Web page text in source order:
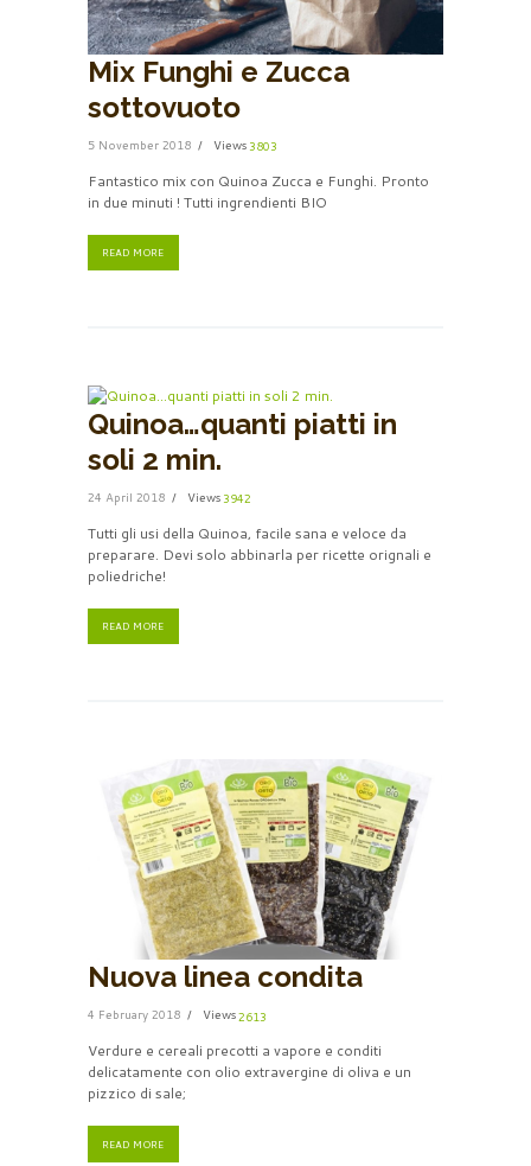
Mix Funghi e Zucca
sottovuoto
5 November 2018 Views 3803
Fantastico mix con Quinoa Zucca e Funghi. Pronto
in due minuti ! Tutti ingrendienti BIO
READ MORE
Quinoa…quanti piatti in
soli 2 min.
24 April 2018 Views 3942
Tutti gli usi della Quinoa, facile sana e veloce da
preparare. Devi solo abbinarla per ricette orignali e
poliedriche!
READ MORE
Nuova linea condita
4 February 2018 Views2613
Verdure e cereali precotti a vapore e conditi
delicatamente con olio extravergine di oliva e un
pizzico di sale;
READ MORE